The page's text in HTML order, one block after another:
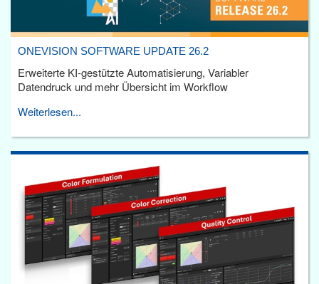
ONEVISION SOFTWARE UPDATE 26.2
Erweiterte KI-gestützte Automatisierung, Variabler
Datendruck und mehr Übersicht im Workflow
Weiterlesen...